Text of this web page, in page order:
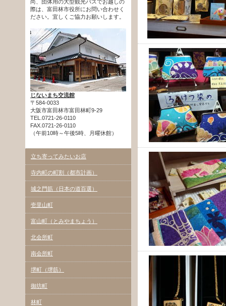
尚、団体用の大型観光バスでお越しの
際は、富田林市役所にお問い合わせく
ださい。宜しくご協力お願いします。
じないまち交流館
〒584-0033
大阪市富田林市富田林町9-29
TEL.0721-26-0110
FAX.0721-26-0110
（午前10時～午後5時、月曜休館）
立ち寄ってみたいお店
寺内町の町割（都市計画）
城之門筋（日本の道百選）
壱里山町
富山町（とみやまちょう）
北会所町
南会所町
堺町（堺筋）
御坊町
林町